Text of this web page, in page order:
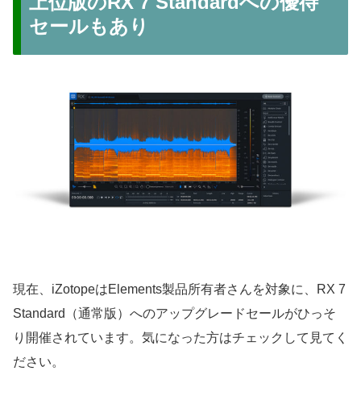
セールもあり
現在、iZotopeはElements製品所有者さんを対象に、RX 7
Standard（通常版）へのアップグレードセールがひっそ
り開催されています。気になった方はチェックして見てく
ださい。